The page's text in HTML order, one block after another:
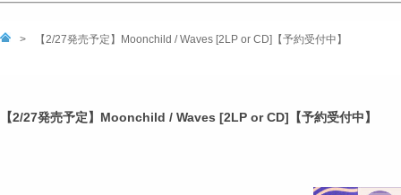
> 【2/27発売予定】Moonchild / Waves [2LP or CD]【予約受付中】
【2/27発売予定】Moonchild / Waves [2LP or CD]【予約受付中】